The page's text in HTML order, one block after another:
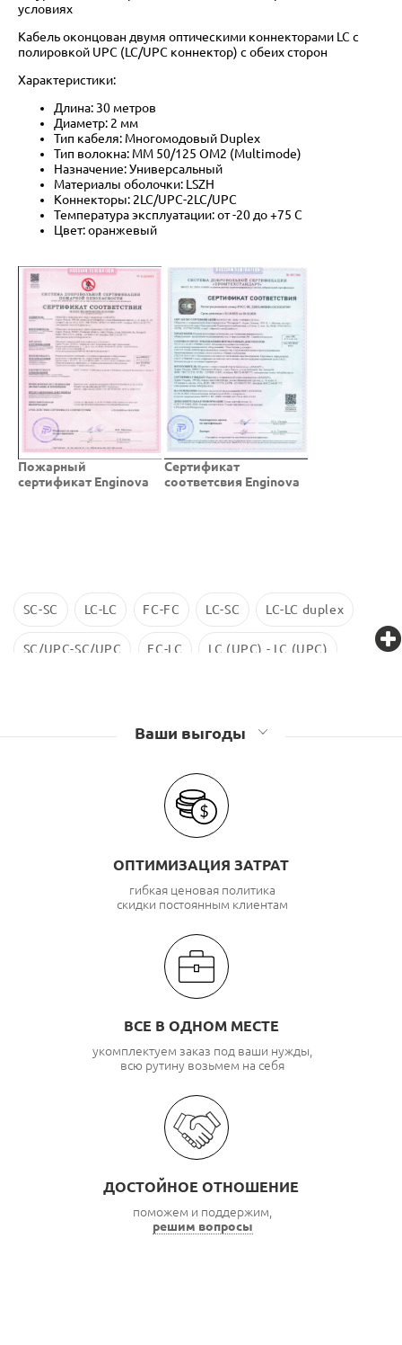
условиях
Кабель оконцован двумя оптическими коннекторами LC с
полировкой UPC (LC/UPC коннектор) с обеих сторон
Характеристики:
Длина: 30 метров
Диаметр: 2 мм
Тип кабеля: Многомодовый Duplex
Тип волокна: MM 50/125 OM2 (Multimode)
Назначение: Универсальный
Материалы оболочки: LSZH
Коннекторы: 2LC/UPC-2LC/UPC
Температура эксплуатации: от -20 до +75 C
Цвет: оранжевый
Пожарный
сертификат Enginova
Cертификат
соответсвия Enginova
SC-SC LC-LC FC-FC LC-SC LC-LC duplex
SC/UPC-SC/UPC FC-LC LC (UPC) - LC (UPC)
Ваши выгоды
ОПТИМИЗАЦИЯ ЗАТРАТ
гибкая ценовая политика
скидки постоянным клиентам
ВСЕ В ОДНОМ МЕСТЕ
укомплектуем заказ под ваши нужды,
всю рутину возьмем на себя
ДОСТОЙНОЕ ОТНОШЕНИЕ
поможем и поддержим,
решим вопросы